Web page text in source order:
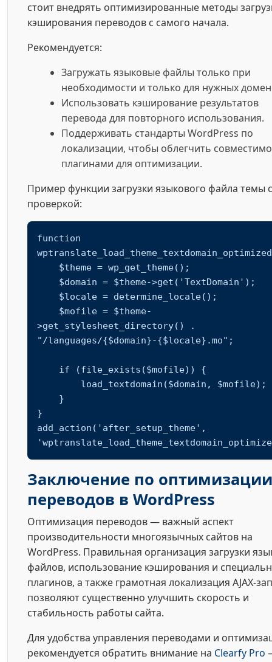
стоит внедрять оптимизированные методы
кэширования переводов с самого начала.
Рекомендуется:
Загружать языковые файлы только при
необходимости и только для нужных
Использовать кэширование результатов
перевода для повторного использования.
Поддерживать стандарты WordPress по
локализации, чтобы облегчить
плагинами для оптимизации.
Пример функции загрузки языкового файла темы с
проверкой:
function
>get_stylesheet_directory() .
"/languages/{$domain}-{$locale}.mo";
}
add_action('after_setup_theme',
Заключение по оптимизации
переводов в WordPress
Оптимизация переводов — важный аспект
производительности многоязычных сайтов на
WordPress. Правильная организация загрузки
файлов, использование кэширования и
плагинов, а также грамотная локализация AJAX-
позволяют существенно улучшить скорость и
стабильность работы сайта.
Для удобства управления переводами и
рекомендуется обратить внимание на Clearfy Pro